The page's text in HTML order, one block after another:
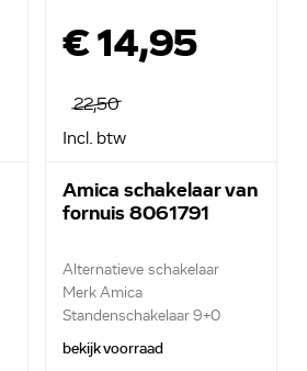
€ 14,95
22,50
Incl. btw
Amica schakelaar van
fornuis 8061791
Alternatieve schakelaar
Merk Amica
Standenschakelaar 9+0
bekijk voorraad